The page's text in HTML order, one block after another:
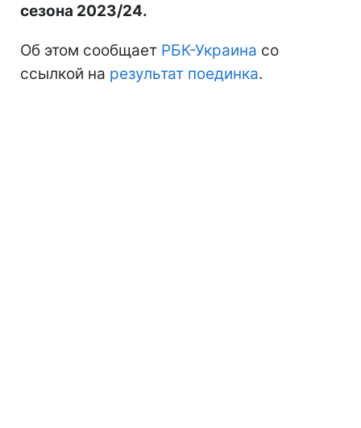
сезона 2023/24.
Об этом сообщает РБК-Украина со
ссылкой на результат поединка.